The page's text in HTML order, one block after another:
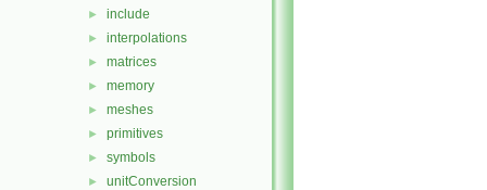
► include
► interpolations
► matrices
► memory
► meshes
► primitives
► symbols
► unitConversion